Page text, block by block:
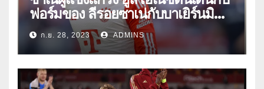
ฟอร์มของ ลีรอยซาเน่กับบาเยิร์นมิ
วนิคก.ย. 28, 2023 ADMINS